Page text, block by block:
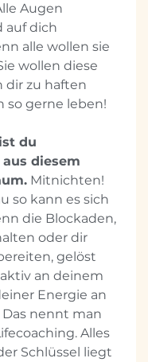
Augen
auf dich
alle wollen sie
wollen diese
dir zu haften
so gerne leben!
du
diesem
Mitnichten!
so kann es sich
die Blockaden,
oder dir
gelöst
an deinem
Energie an
nennt man
Alles
Schlüssel liegt